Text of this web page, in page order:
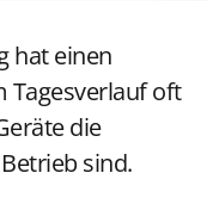
hat einen
Tagesverlauf oft
die
sind.